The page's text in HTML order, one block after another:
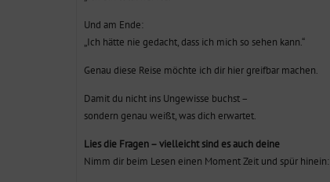
Und am Ende:
„Ich hätte nie gedacht, dass ich mich so sehen kann.“
Genau diese Reise möchte ich dir hier greifbar machen.
Damit du nicht ins Ungewisse buchst –
sondern genau weißt, was dich erwartet.
Lies die Fragen – vielleicht sind es auch deine
Nimm dir beim Lesen einen Moment Zeit und spür hinein: